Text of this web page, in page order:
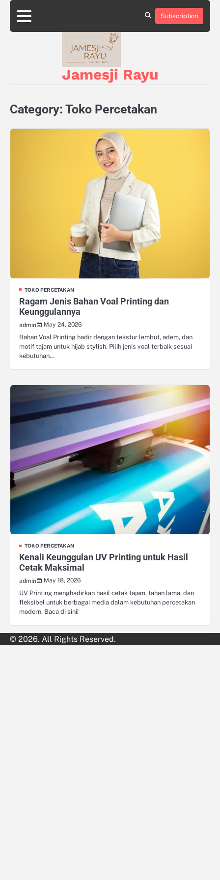
Skip
content
About
Privacy
Subscription
Jamesji Rayu
Category: Toko Percetakan
TOKO PERCETAKAN
Ragam Jenis Bahan Voal Printing dan
Keunggulannya
admin
May 24, 2026
Bahan Voal Printing hadir dengan tekstur lembut, adem, dan
motif tajam untuk hijab stylish. Pilih jenis voal terbaik sesuai
kebutuhan…
TOKO PERCETAKAN
Kenali Keunggulan UV Printing untuk Hasil
Cetak Maksimal
admin
May 18, 2026
UV Printing menghadirkan hasil cetak tajam, tahan lama, dan
fleksibel untuk berbagai media dalam kebutuhan percetakan
modern. Baca di sini!
© 2026. All Rights Reserved.